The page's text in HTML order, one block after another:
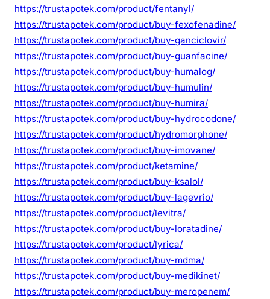
https://trustapotek.com/product/fentanyl/
https://trustapotek.com/product/buy-fexofenadine/
https://trustapotek.com/product/buy-ganciclovir/
https://trustapotek.com/product/buy-guanfacine/
https://trustapotek.com/product/buy-humalog/
https://trustapotek.com/product/buy-humulin/
https://trustapotek.com/product/buy-humira/
https://trustapotek.com/product/buy-hydrocodone/
https://trustapotek.com/product/hydromorphone/
https://trustapotek.com/product/buy-imovane/
https://trustapotek.com/product/ketamine/
https://trustapotek.com/product/buy-ksalol/
https://trustapotek.com/product/buy-lagevrio/
https://trustapotek.com/product/levitra/
https://trustapotek.com/product/buy-loratadine/
https://trustapotek.com/product/lyrica/
https://trustapotek.com/product/buy-mdma/
https://trustapotek.com/product/buy-medikinet/
https://trustapotek.com/product/buy-meropenem/